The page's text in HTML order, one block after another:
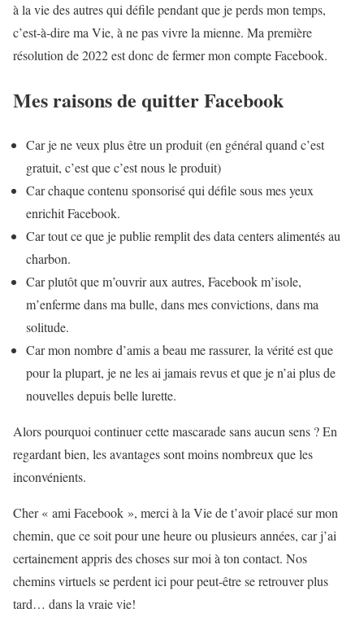
à la vie des autres qui défile pendant que je perds mon temps,
c’est-à-dire ma Vie, à ne pas vivre la mienne. Ma première
résolution de 2022 est donc de fermer mon compte Facebook.
Mes raisons de quitter Facebook
Car je ne veux plus être un produit (en général quand c’est
gratuit, c’est que c’est nous le produit)
Car chaque contenu sponsorisé qui défile sous mes yeux
enrichit Facebook.
Car tout ce que je publie remplit des data centers alimentés au
charbon.
Car plutôt que m’ouvrir aux autres, Facebook m’isole,
m’enferme dans ma bulle, dans mes convictions, dans ma
solitude.
Car mon nombre d’amis a beau me rassurer, la vérité est que
pour la plupart, je ne les ai jamais revus et que je n’ai plus de
nouvelles depuis belle lurette.
Alors pourquoi continuer cette mascarade sans aucun sens ? En
regardant bien, les avantages sont moins nombreux que les
inconvénients.
Cher « ami Facebook », merci à la Vie de t’avoir placé sur mon
chemin, que ce soit pour une heure ou plusieurs années, car j’ai
certainement appris des choses sur moi à ton contact. Nos
chemins virtuels se perdent ici pour peut-être se retrouver plus
tard… dans la vraie vie!